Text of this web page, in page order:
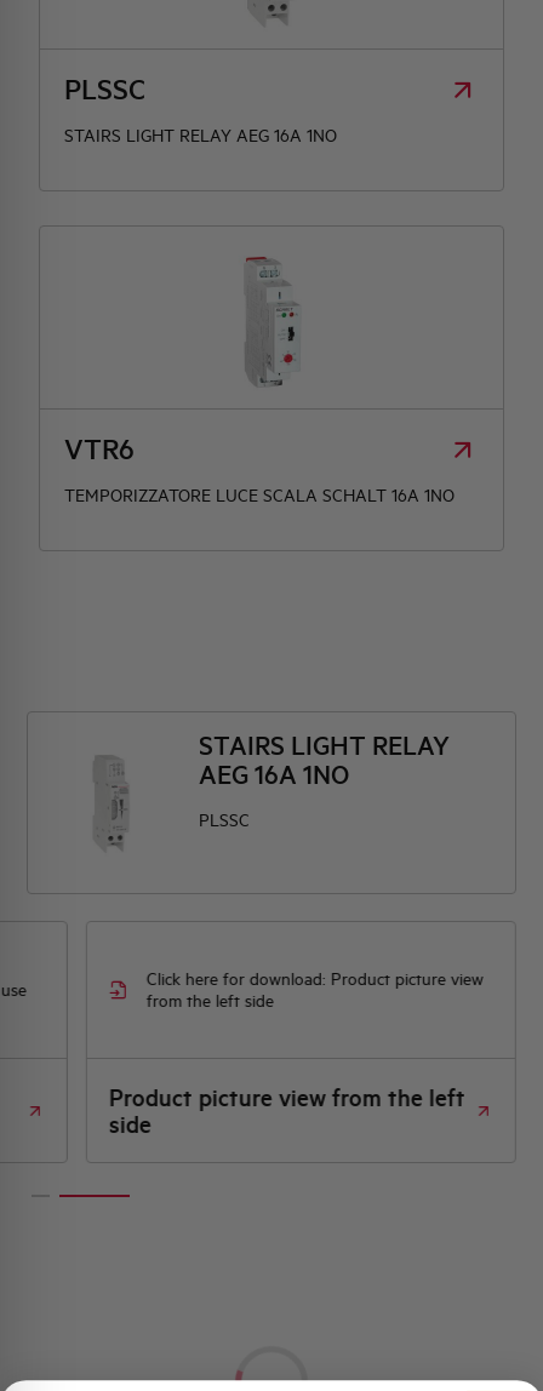
PLSSC
STAIRS LIGHT RELAY AEG 16A 1NO
VTR6
TEMPORIZZATORE LUCE SCALA SCHALT 16A 1NO
STAIRS LIGHT RELAY
AEG 16A 1NO
PLSSC
Click here for download: Product picture view
from the left side
Product picture view from the left
side
ACTIVITIES AND MARKETS